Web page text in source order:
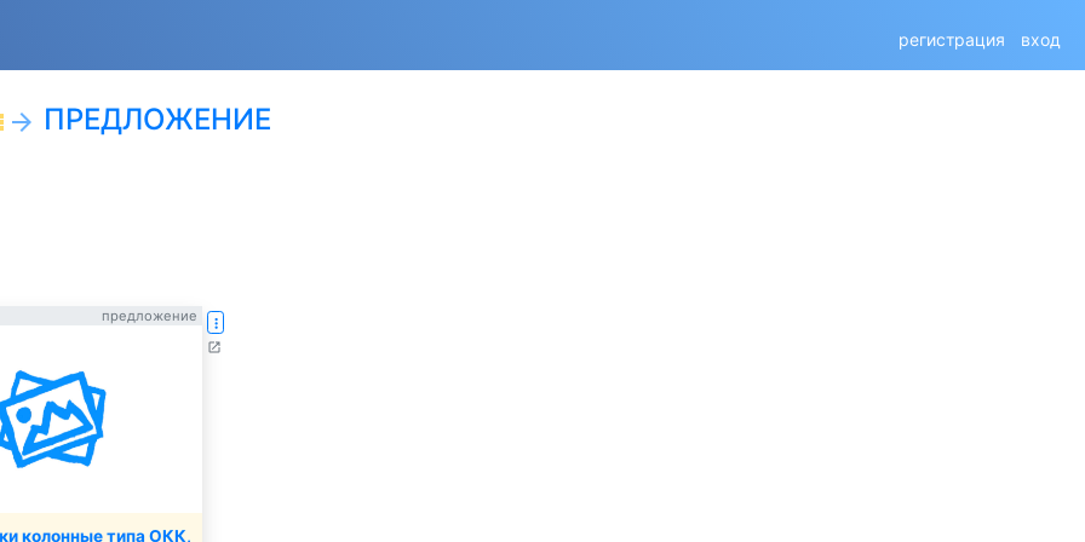
регистрация вход
arrow_forward ПРЕДЛОЖЕНИЕ
предложение
колонные типа ОКК,
more_vert
open_in_new